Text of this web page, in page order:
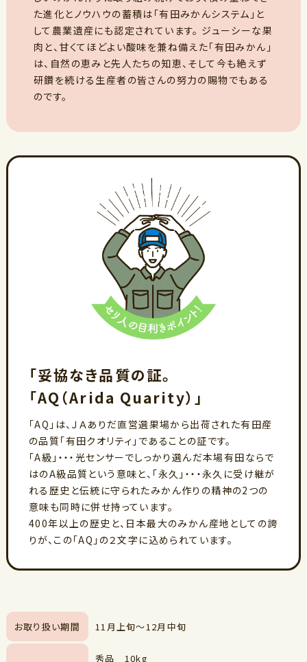
た進化とノウハウの蓄積は「有田みかんシステム」と
して農業遺産にも認定されています。 ジューシーな果
肉と、甘くてほどよい酸味を兼ね備えた「有田みかん」
は、自然の恵みと先人たちの知恵、そして今も絶えず
研鑽を続ける生産者の皆さんの努力の賜物でもある
のです。
「妥協なき品質の証。
「AQ（Arida Quarity）」
「AQ」は、ＪＡありだ直営選果場から出荷された有田産
の品質「有田クオリティ」であることの証です。
「A級」・・・光センサーでしっかり選んだ本場有田ならで
はのA級品質という意味と、「永久」・・・永久に受け継が
れる歴史と伝統に守られたみかん作りの精神の2つの
意味も同時に併せ持っています。
400年以上の歴史と、日本最大のみかん産地としての誇
りが、この「AQ」の２文字に込められています。
お取り扱い期間 11月上旬～12月中旬
秀品 10kg